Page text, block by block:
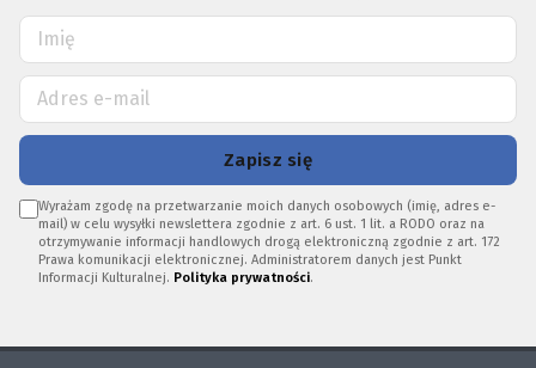
Zapisz się
Wyrażam zgodę na przetwarzanie moich danych osobowych (imię, adres e-
mail) w celu wysyłki newslettera zgodnie z art. 6 ust. 1 lit. a RODO oraz na
otrzymywanie informacji handlowych drogą elektroniczną zgodnie z art. 172
Prawa komunikacji elektronicznej. Administratorem danych jest Punkt
Informacji Kulturalnej. Polityka prywatności.